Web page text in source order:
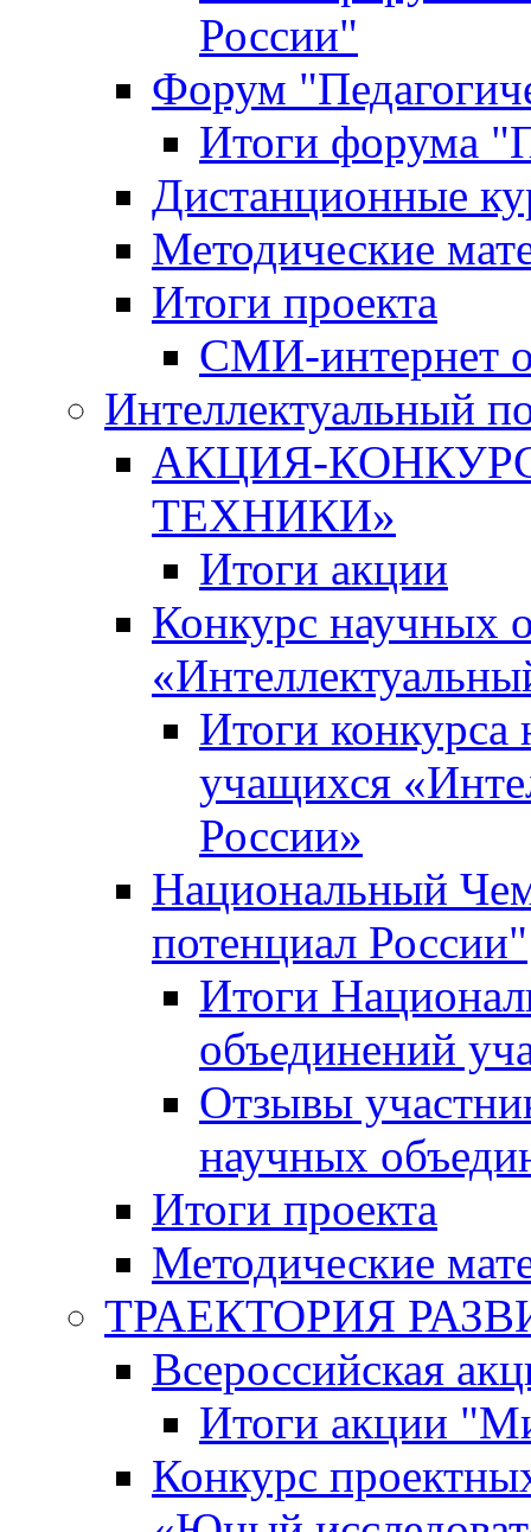
России"
Форум
Итоги форума
Дистанционные
Методические
Итоги проекта
СМИ-интернет
Интеллектуальный
АКЦИЯ-
ТЕХНИКИ»
Итоги акции
Конкурс научных
Итоги
учащихся
России»
Национальный
потенциал России"
Итоги
объединений
Отзывы
научных
Итоги проекта
Методические
ТРАЕКТОРИЯ
Всероссийская
Итоги акции
Конкурс